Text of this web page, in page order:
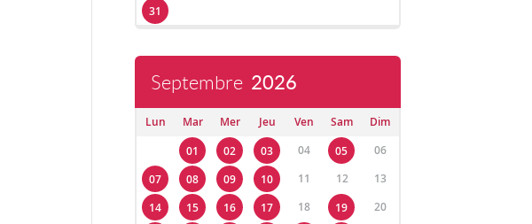
31
Septembre 2026
Lun Mar Mer Jeu Ven Sam
Dim
01
02 03 04 05
06
07
08 09 10 11 12
13
14
15 16 17 18 19
20